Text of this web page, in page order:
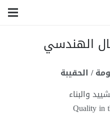
/ الحقيبة
والبناء
Quality in